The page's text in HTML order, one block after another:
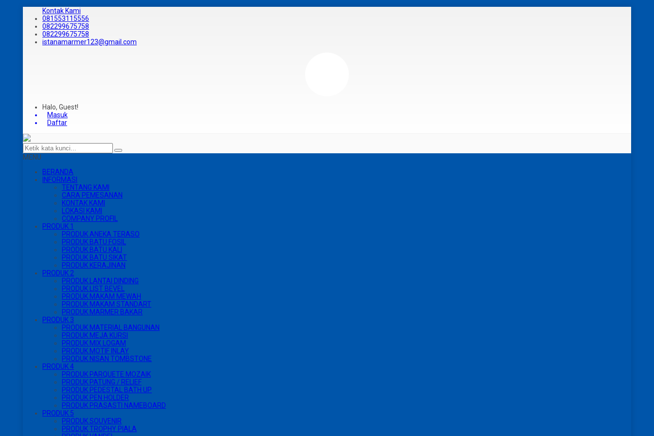
Kontak Kami
081553115556
082299675758
082299675758
istanamarmer123@gmail.com
Halo, Guest!
Masuk
Daftar
MENU
BERANDA
INFORMASI
TENTANG KAMI
CARA PEMESANAN
KONTAK KAMI
LOKASI KAMI
COMPANY PROFIL
PRODUK 1
PRODUK ANEKA TERASO
PRODUK BATU FOSIL
PRODUK BATU KALI
PRODUK BATU SIKAT
PRODUK KERAJINAN
PRODUK 2
PRODUK LANTAI DINDING
PRODUK LIST BEVEL
PRODUK MAKAM MEWAH
PRODUK MAKAM STANDART
PRODUK MARMER BAKAR
PRODUK 3
PRODUK MATERIAL BANGUNAN
PRODUK MEJA KURSI
PRODUK MIX LOGAM
PRODUK MOTIF INLAY
PRODUK NISAN TOMBSTONE
PRODUK 4
PRODUK PARQUETE MOZAIK
PRODUK PATUNG / RELIEF
PRODUK PEDESTAL BATH UP
PRODUK PEN HOLDER
PRODUK PRASASTI NAMEBOARD
PRODUK 5
PRODUK SOUVENIR
PRODUK TROPHY PIALA